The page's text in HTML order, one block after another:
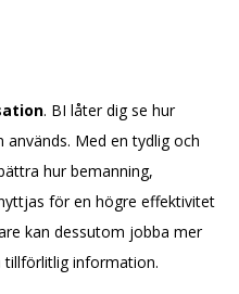
. BI låter dig se hur
Med en tydlig och
hur bemanning,
för en högre effektivitet
kan dessutom jobba mer
tillförlitlig information.